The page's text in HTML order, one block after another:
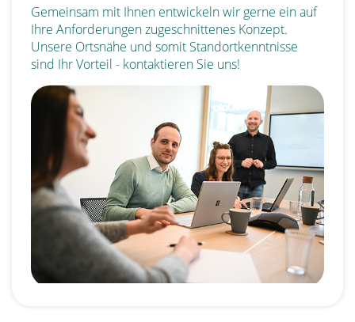
Gemeinsam mit Ihnen entwickeln wir gerne ein auf
Ihre Anforderungen zugeschnittenes Konzept.
Unsere Ortsnähe und somit Standortkenntnisse
sind Ihr Vorteil - kontaktieren Sie uns!